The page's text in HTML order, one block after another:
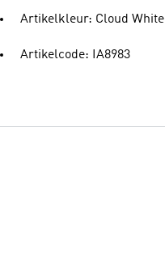
Artikelkleur: Cloud White
Artikelcode: IA8983